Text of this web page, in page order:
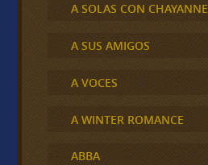
A SOLAS CON CHAYANNE
A SUS AMIGOS
A VOCES
A WINTER ROMANCE
ABBA